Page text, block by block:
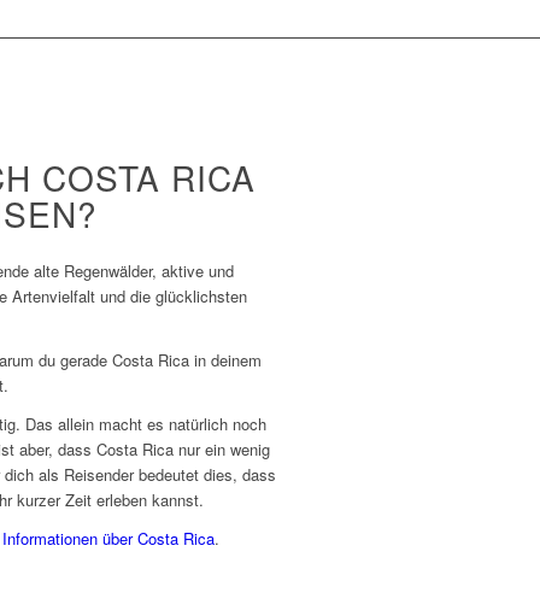
COSTA RICA
alte Regenwälder, aktive und
Artenvielfalt und die glücklichsten
du gerade Costa Rica in deinem
Das allein macht es natürlich noch
aber, dass Costa Rica nur ein wenig
als Reisender bedeutet dies, dass
kurzer Zeit erleben kannst.
Informationen über Costa Rica.